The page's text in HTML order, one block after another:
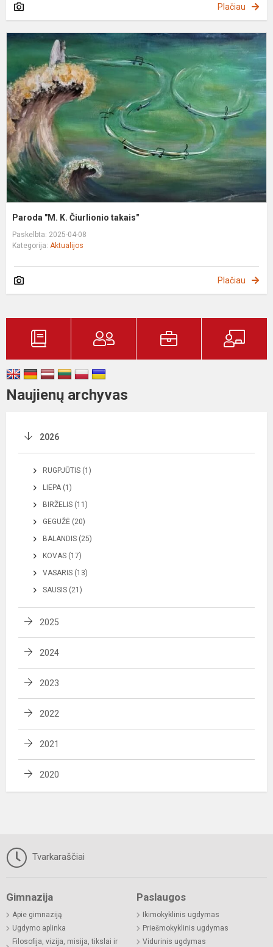
Plačiau
Paroda "M. K. Čiurlionio takais"
Paskelbta: 2025-04-08
Kategorija: Aktualijos
Plačiau
Naujienų archyvas
2026
RUGPJŪTIS (1)
LIEPA (1)
BIRŽELIS (11)
GEGUŽĖ (20)
BALANDIS (25)
KOVAS (17)
VASARIS (13)
SAUSIS (21)
2025
2024
2023
2022
2021
2020
Tvarkaraščiai
Gimnazija
Apie gimnaziją
Ugdymo aplinka
Filosofija, vizija, misija, tikslai ir
Paslaugos
Ikimokyklinis ugdymas
Priešmokyklinis ugdymas
Vidurinis ugdymas